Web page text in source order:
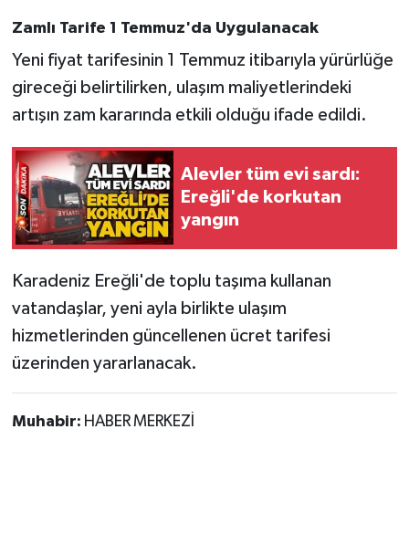
Zamlı Tarife 1 Temmuz'da Uygulanacak
Yeni fiyat tarifesinin 1 Temmuz itibarıyla yürürlüğe
gireceği belirtilirken, ulaşım maliyetlerindeki
artışın zam kararında etkili olduğu ifade edildi.
Alevler tüm evi sardı:
Ereğli'de korkutan
yangın
Karadeniz Ereğli'de toplu taşıma kullanan
vatandaşlar, yeni ayla birlikte ulaşım
hizmetlerinden güncellenen ücret tarifesi
üzerinden yararlanacak.
Muhabir: HABER MERKEZİ